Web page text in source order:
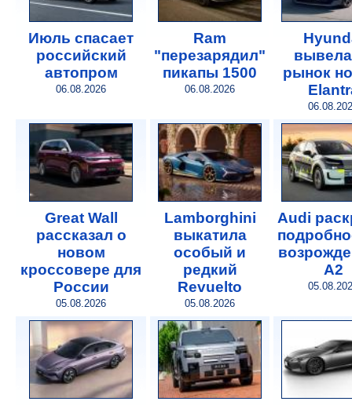
Июль спасает
российский
автопром
06.08.2026
Ram
"перезарядил"
пикапы 1500
06.08.2026
рынок
Great Wall
рассказал о
новом
кроссовере для
России
05.08.2026
Lamborghini
выкатила
особый и
редкий
Revuelto
05.08.2026
Audi
A2